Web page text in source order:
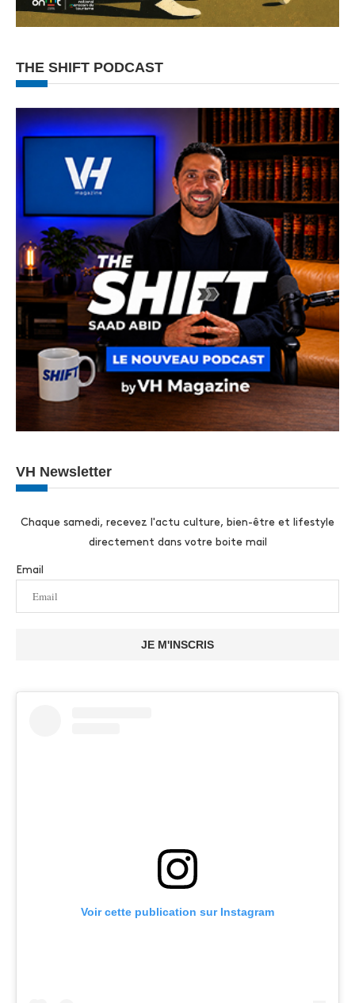
THE SHIFT PODCAST
VH Newsletter
Chaque samedi, recevez l'actu culture, bien-être et lifestyle
directement dans votre boite mail
Email
JE M'INSCRIS
Voir cette publication sur Instagram